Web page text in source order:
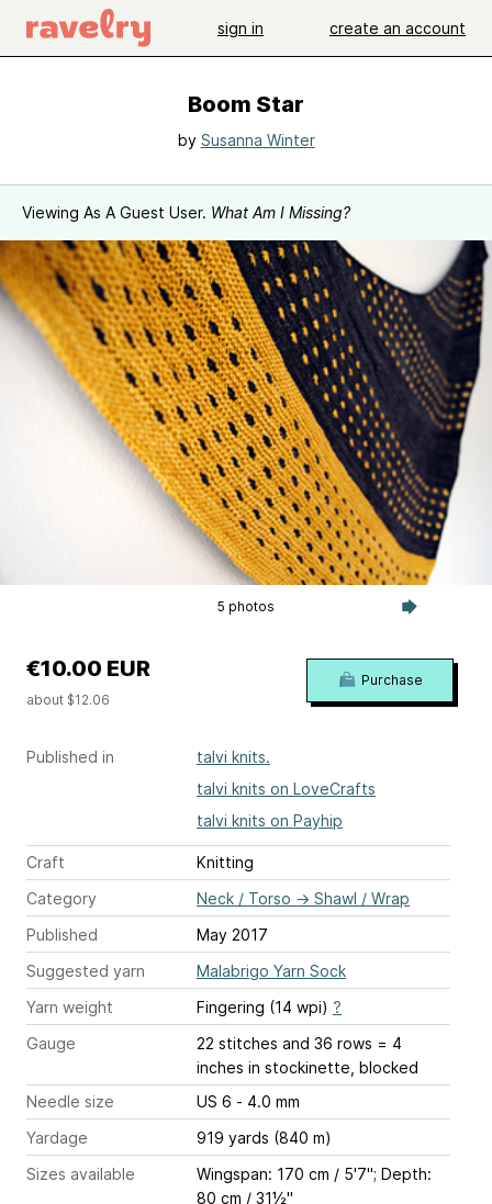
sign in create an account
Boom Star
by Susanna Winter
Viewing As A Guest User. What Am I Missing?
5 photos
Published in
talvi knits.
talvi knits on LoveCrafts
talvi knits on Payhip
Craft
Knitting
Category
Neck / Torso → Shawl / Wrap
Published
May 2017
Suggested yarn
Malabrigo Yarn Sock
Yarn weight
Fingering (14 wpi) ?
Gauge
22 stitches and 36 rows = 4
inches in stockinette, blocked
Needle size
US 6 - 4.0 mm
Yardage
919 yards (840 m)
Sizes available
Wingspan: 170 cm / 5'7"; Depth:
80 cm / 31½"
€10.00 EUR
about $12.06
Purchase